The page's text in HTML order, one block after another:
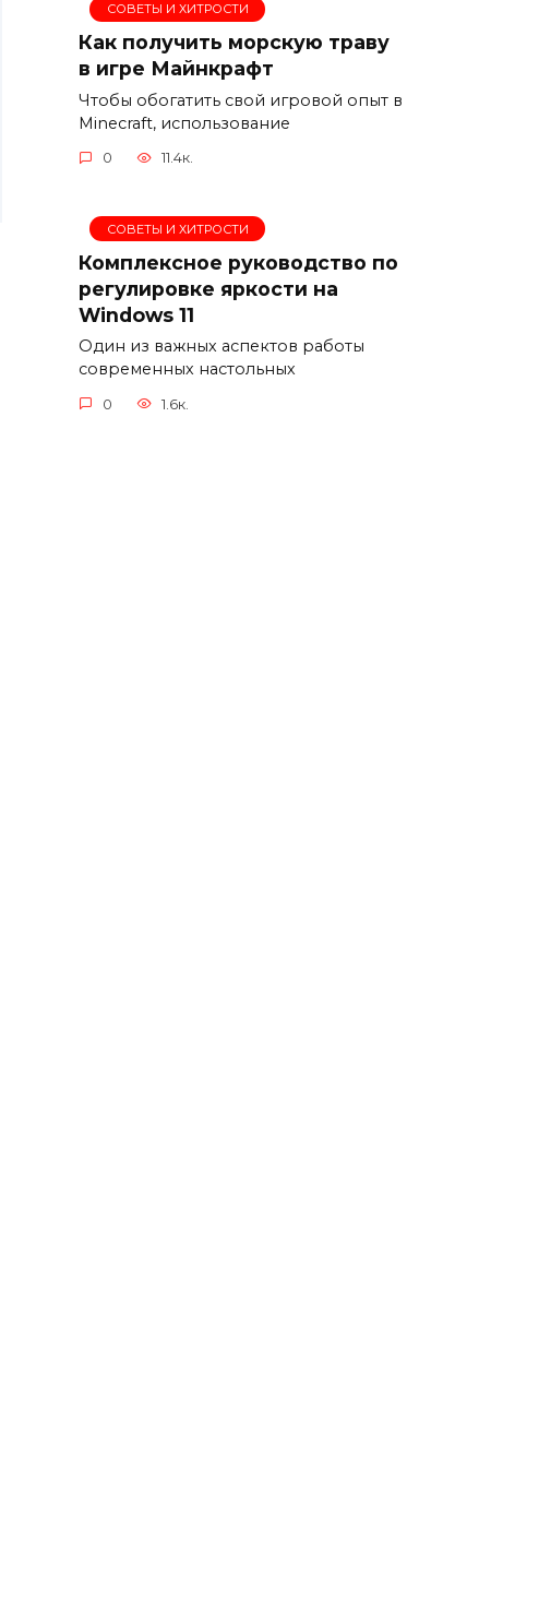
СОВЕТЫ И ХИТРОСТИ
Как получить морскую траву
в игре Майнкрафт
Чтобы обогатить свой игровой опыт в
Minecraft, использование
0 11.4к.
СОВЕТЫ И ХИТРОСТИ
Комплексное руководство по
регулировке яркости на
Windows 11
Один из важных аспектов работы
современных настольных
0 1.6к.